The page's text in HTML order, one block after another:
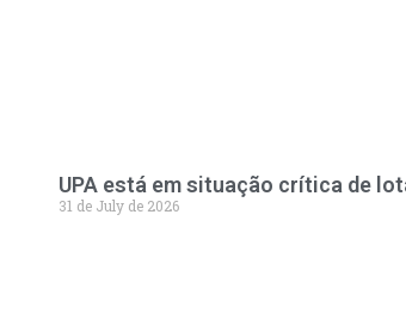
UPA está em situação crítica de
31 de July de 2026